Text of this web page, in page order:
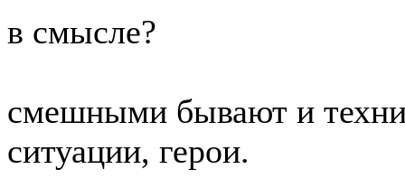
в смысле?
смешными бывают и
ситуации, герои.